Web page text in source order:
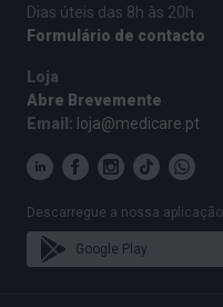
É necessário
arterial com
hipertensão é perigosa.
existem alguns
alta, tais como:
Dias úteis das 8h às 20h
Formulário de contacto
Loja
Abre Brevemente
Email: loja@medicare.pt
Descarregue a nossa
Google Play